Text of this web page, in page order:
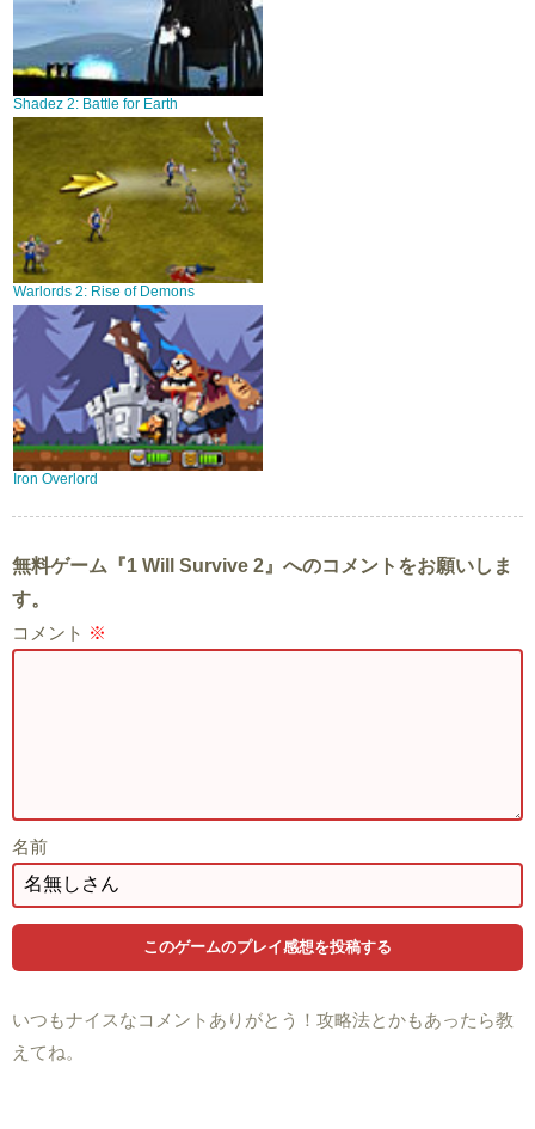
Shadez 2: Battle for Earth
Warlords 2: Rise of Demons
Iron Overlord
無料ゲーム『1 Will Survive 2』へのコメントをお願いしま
す。
コメント ※
名前
いつもナイスなコメントありがとう！攻略法とかもあったら教
えてね。